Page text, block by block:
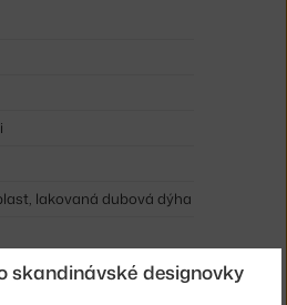
lakovaná dubová dýha
skandinávské designovky